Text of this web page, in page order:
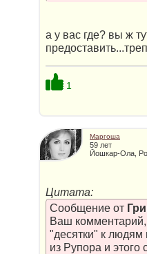
а у вас где? вы ж
1
Маргоша
59 лет
Йошкар-Ола,
Цитата:
Сообщение от
Ваш
"десятки" к людям
из Рупора и этого